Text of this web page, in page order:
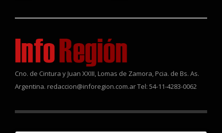
Cno. de Cintura y Juan XXIII, Lomas de Zamora, Pcia. de Bs. As.
Argentina. redaccion@inforegion.com.ar Tel: 54-11-4283-0062